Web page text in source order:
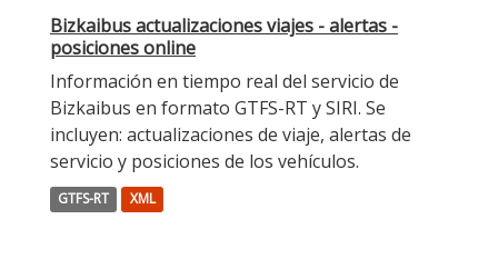
Bizkaibus actualizaciones viajes - alertas -
posiciones online
Información en tiempo real del servicio de
Bizkaibus en formato GTFS-RT y SIRI. Se
incluyen: actualizaciones de viaje, alertas de
servicio y posiciones de los vehículos.
GTFS-RT XML